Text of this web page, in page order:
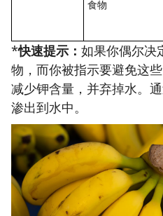
食物
*快速提示： 如果你偶尔决
物，而你被指示要避免这
减少钾含量，并弃掉水。
渗出到水中。